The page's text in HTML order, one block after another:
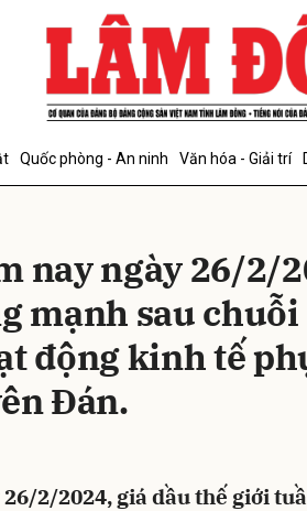
Quốc phòng - An ninh Văn hóa - Giải trí
nay ngày 26/2/
mạnh sau chuỗi
động kinh tế
Đán.
2/2024, giá dầu thế giới
luận